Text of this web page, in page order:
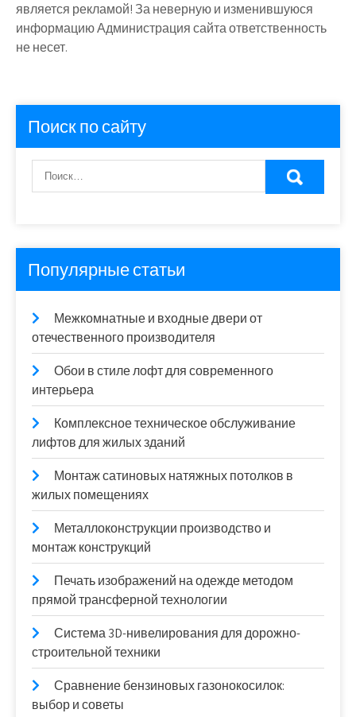
является рекламой! За неверную и изменившуюся
информацию Администрация сайта ответственность
не несет.
Поиск по сайту
Популярные статьи
Межкомнатные и входные двери от
отечественного производителя
Обои в стиле лофт для современного
интерьера
Комплексное техническое обслуживание
лифтов для жилых зданий
Монтаж сатиновых натяжных потолков в
жилых помещениях
Металлоконструкции производство и
монтаж конструкций
Печать изображений на одежде методом
прямой трансферной технологии
Система 3D-нивелирования для дорожно-
строительной техники
Сравнение бензиновых газонокосилок:
выбор и советы